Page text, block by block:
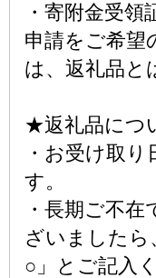
・寄附金受
申請をご希望
は、返礼品と
★返礼品につ
・お受け取
す。
・長期ご不
ざいましたら
○」とご記入